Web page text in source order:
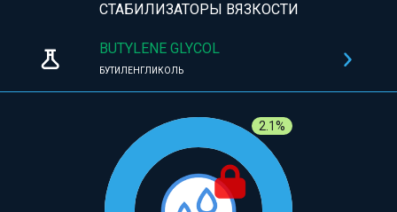
СТАБИЛИЗАТОРЫ ВЯЗКОСТИ
BUTYLENE GLYCOL
БУТИЛЕНГЛИКОЛЬ
2.1%